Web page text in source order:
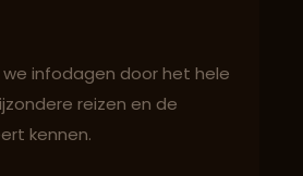
infodagen door het hele
reizen en de
kennen.